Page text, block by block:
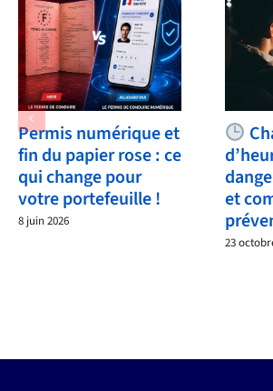
Permis numérique et
fin du papier rose : ce
qui change pour
votre portefeuille !
8 juin 2026
et
23